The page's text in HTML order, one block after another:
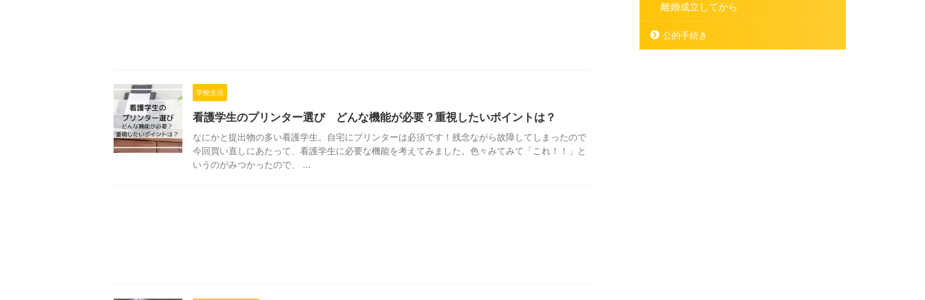
学校生活
看護学生のプリンター選び どんな機能が必要？重視したいポイントは？
なにかと提出物の多い看護学生。自宅にプリンターは必須です！残念ながら故障してしまったので
今回買い直しにあたって、看護学生に必要な機能を考えてみました。色々みてみて「これ！！」と
いうのがみつかったので、 ...
離婚成立してから
公的手続き